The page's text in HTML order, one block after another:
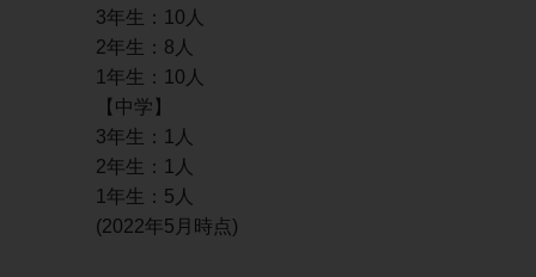
3年生：10人
2年生：8人
1年生：10人
【中学】
3年生：1人
2年生：1人
1年生：5人
(2022年5月時点)